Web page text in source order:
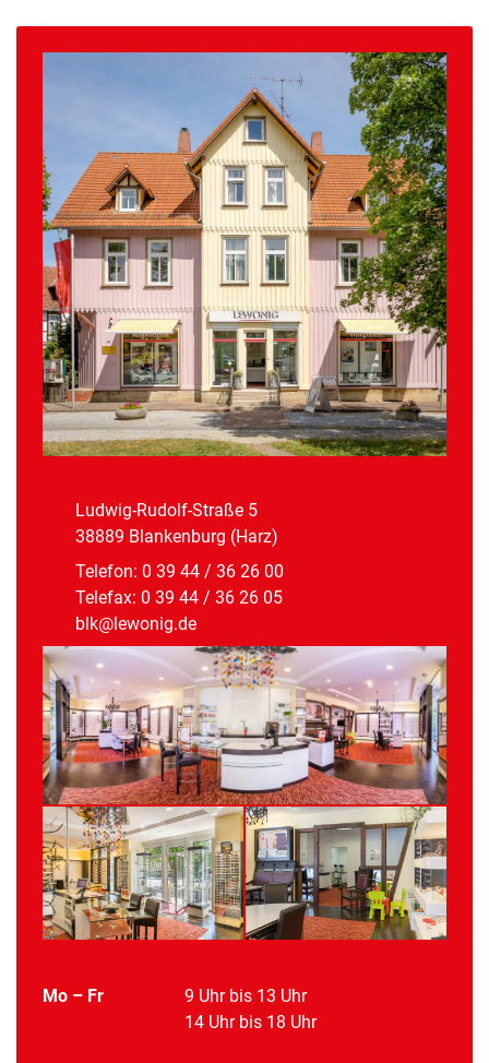
Ludwig-Rudolf-Straße 5
38889 Blankenburg (Harz)
Telefon: 0 39 44 / 36 26 00
Telefax: 0 39 44 / 36 26 05
blk@lewonig.de
Mo – Fr
9 Uhr bis 13 Uhr
14 Uhr bis 18 Uhr